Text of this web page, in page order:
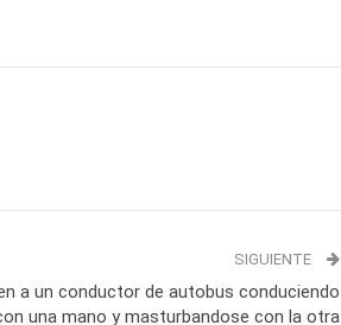
SIGUIENTE
a un conductor de autobus conduciendo
una mano y masturbandose con la otra